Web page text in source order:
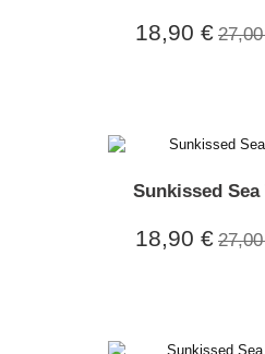
18,90 €
Sunkissed
18,90 €